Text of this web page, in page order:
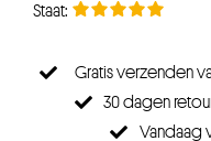
Gratis verzenden
30 dagen
Vandaag